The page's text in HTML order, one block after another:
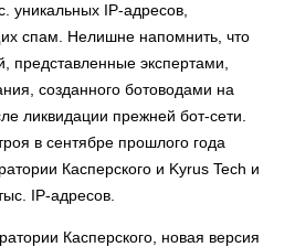
уникальных IP-адресов,
спам. Нелишне напомнить, что
представленные экспертами,
созданного ботоводами на
ликвидации прежней бот-сети.
в сентябре прошлого года
Касперского и Kyrus Tech и
IP-адресов.
Касперского, новая версия